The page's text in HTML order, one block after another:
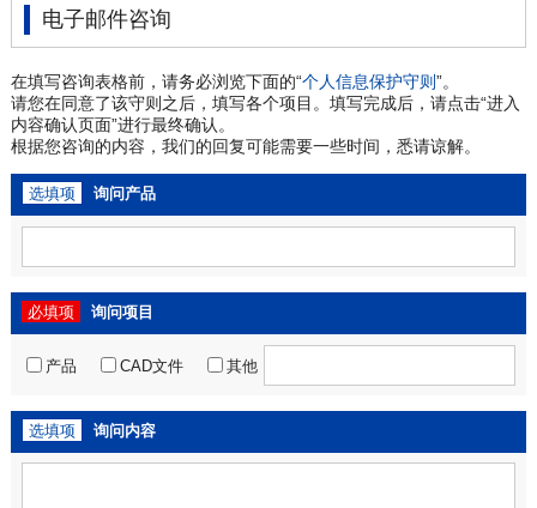
电子邮件咨询
在填写咨询表格前，请务必浏览下面的“个人信息保护守则”。
请您在同意了该守则之后，填写各个项目。填写完成后，请点击“进入
内容确认页面”进行最终确认。
根据您咨询的内容，我们的回复可能需要一些时间，悉请谅解。
选填项 询问产品
必填项 询问项目
产品 CAD文件 其他
选填项 询问内容